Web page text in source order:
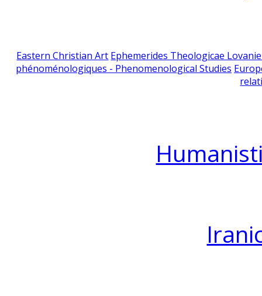
Eastern Christian Art Ephemerides Theologicae
phénoménologiques - Phenomenological Studies